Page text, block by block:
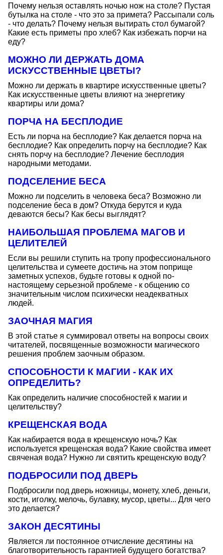
Почему нельзя оставлять ночью нож на столе? Пустая
бутылка на столе - что это за примета? Рассыпали соль
- что делать? Почему нельзя вытирать стол бумагой?
Какие есть приметы про хлеб? Как избежать порчи на
еду?
МОЖНО ЛИ ДЕРЖАТЬ ДОМА
ИСКУССТВЕННЫЕ ЦВЕТЫ?
Можно ли держать в квартире искусственные цветы?
Как искусственные цветы влияют на энергетику
квартиры или дома?
ПОРЧА НА БЕСПЛОДИЕ
Есть ли порча на бесплодие? Как делается порча на
бесплодие? Как определить порчу на бесплодие? Как
снять порчу на бесплодие? Лечение бесплодия
народными методами.
ПОДСЕЛЕНИЕ БЕСА
Можно ли подселить в человека беса? Возможно ли
подселение беса в дом? Откуда берутся и куда
деваются бесы? Как бесы выглядят?
НАИБОЛЬШАЯ ПРОБЛЕМА МАГОВ И
ЦЕЛИТЕЛЕЙ
Если вы решили ступить на тропу профессионального
целительства и сумеете достичь на этом поприще
заметных успехов, будьте готовы к одной по-
настоящему серьезной проблеме - к общению со
значительным числом психически неадекватных
людей.
ЗАОЧНАЯ МАГИЯ
В этой статье я суммировал ответы на вопросы своих
читателей, посвященные возможности магического
решения проблем заочным образом.
СПОСОБНОСТИ К МАГИИ - КАК ИХ
ОПРЕДЕЛИТЬ?
Как определить наличие способностей к магии и
целительству?
КРЕЩЕНСКАЯ ВОДА
Как набирается вода в крещенскую ночь? Как
используется крещенская вода? Какие свойства имеет
свяченая вода? Нужно ли святить крещенскую воду?
ПОДБРОСИЛИ ПОД ДВЕРЬ
Подбросили под дверь ножницы, монету, хлеб, деньги,
кости, иголку, мелочь, булавку, мусор, цветы... Для чего
это делается?
ЗАКОН ДЕСЯТИНЫ
Является ли постоянное отчисление десятины на
благотворительность гарантией будущего богатства?